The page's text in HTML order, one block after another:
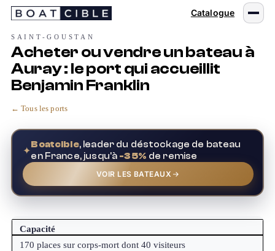
Passer
Catalogue
SAINT-GOUSTAN
Acheter ou vendre un bateau à
Auray : le port qui accueillit
Benjamin Franklin
← Tous les ports
✦
Boatcible, leader du déstockage de bateau
en France, jusqu'à -35% de remise
VOIR LES BATEAUX
Capacité
170 places sur corps-mort dont 40 visiteurs